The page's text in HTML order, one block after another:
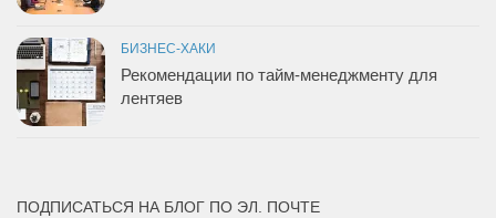
БИЗНЕС-ХАКИ
Рекомендации по тайм-менеджменту для
лентяев
ПОДПИСАТЬСЯ НА БЛОГ ПО ЭЛ. ПОЧТЕ